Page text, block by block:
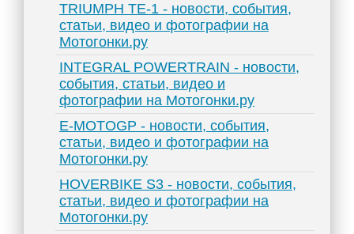
TRIUMPH TE-1 - новости, события,
статьи, видео и фотографии на
Мотогонки.ру
INTEGRAL POWERTRAIN - новости,
события, статьи, видео и
фотографии на Мотогонки.ру
E-MOTOGP - новости, события,
статьи, видео и фотографии на
Мотогонки.ру
HOVERBIKE S3 - новости, события,
статьи, видео и фотографии на
Мотогонки.ру